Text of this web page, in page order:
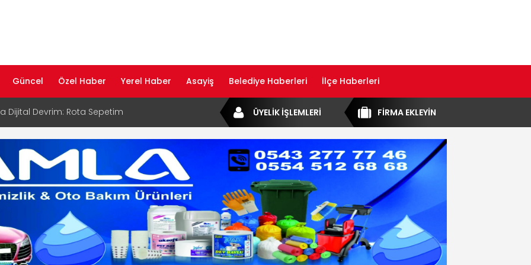
Güncel Özel Haber Yerel Haber Asayiş Belediye Haberleri İlçe Haberleri
Dijital Devrim: Rota Sepetim
Bölge Müdürü Makam Koltuğunu
Rehberi ile Google ve Yapay Zeka
Öne Çıkın
Rehberi Hizmete Girdi
Yayın Hayatına Başladı | Hızlı ve Akıllı
FİRMA EKLEYİN
ÜYELİK İŞLEMLERİ